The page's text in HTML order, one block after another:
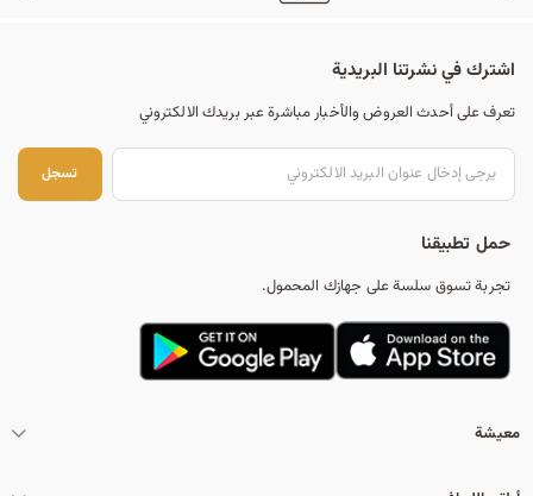
اشترك في نشرتنا البريدية
تعرف على أحدث العروض والأخبار مباشرة عبر بريدك الالكتروني
تسجل
حمل تطبيقنا
تجربة تسوق سلسة على جهازك المحمول.
معيشة